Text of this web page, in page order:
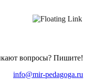
вопросы? Пишите!
info@mir-pedagoga.ru